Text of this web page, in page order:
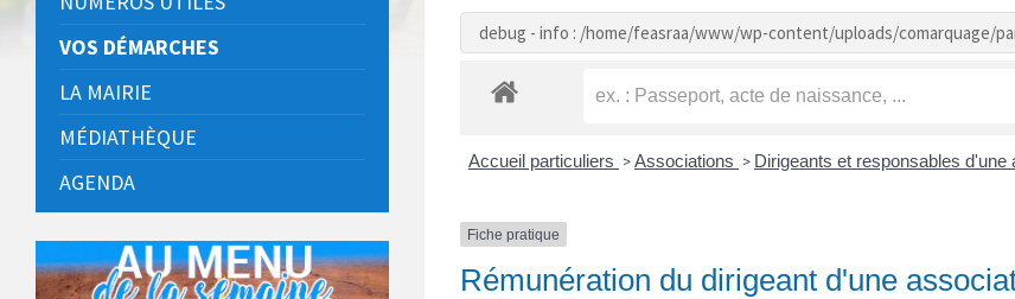
debug - info : /home/feasraa/www/wp-content/uploads/comarquage/
Accueil particuliers >Associations > Dirigeants et responsables d'une
Fiche pratique
Rémunération du dirigeant d'une
VOS DÉMARCHES
LA MAIRIE
MÉDIATHÈQUE
AGENDA